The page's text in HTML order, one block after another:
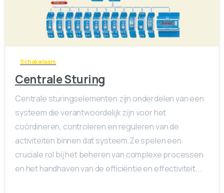
0
Schakelaars
Centrale Sturing
Centrale sturingselementen zijn onderdelen van een
systeem die verantwoordelijk zijn voor het
coördineren, controleren en reguleren van de
activiteiten binnen dat systeem.Ze spelen een
cruciale rol bij het beheren van complexe processen
en het handhaven van de efficiëntie en effectiviteit...